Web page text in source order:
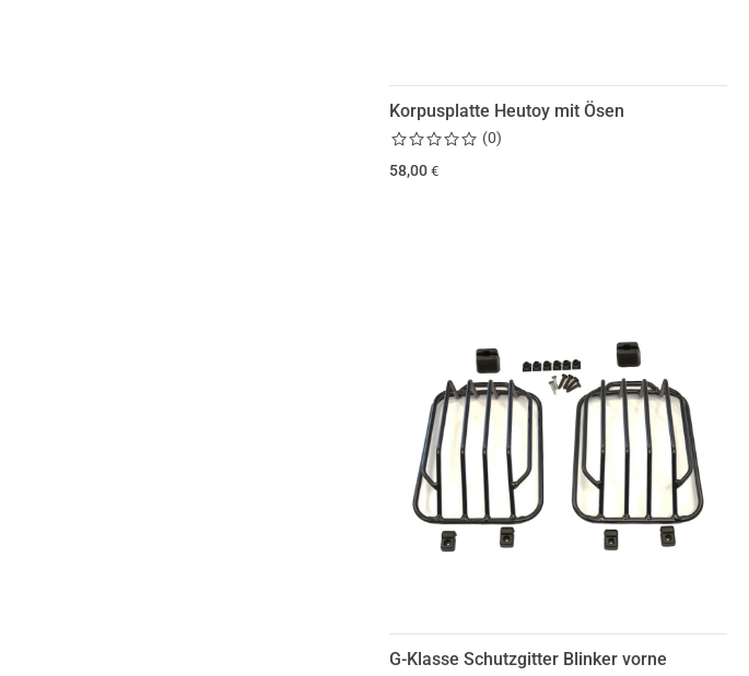
Korpusplatte Heutoy mit Ösen
(0)
58,00 €
G-Klasse Schutzgitter Blinker vorne